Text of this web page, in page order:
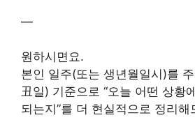
—
원하시면요.
본인 일주(또는 생년월일시)를
丑일) 기준으로 “오늘 어떤 상황
되는지”를 더 현실적으로 정리해